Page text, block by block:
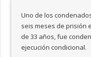
Uno de los
seis meses de prisión
de 33 años, fue
ejecución condicional.